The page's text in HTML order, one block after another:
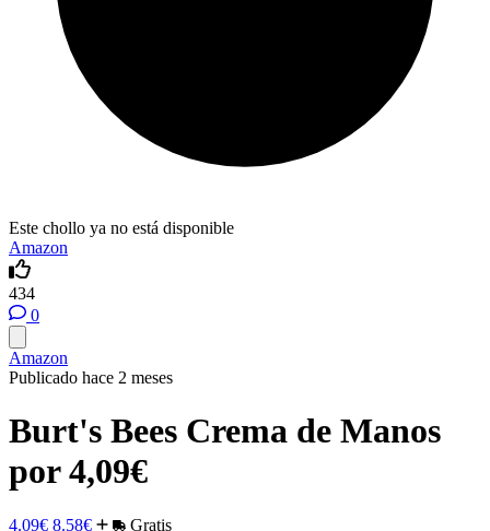
Este chollo ya no está disponible
Amazon
434
0
Amazon
Publicado hace 2 meses
Burt's Bees Crema de Manos
por 4,09€
4.09€ 8.58€
Gratis